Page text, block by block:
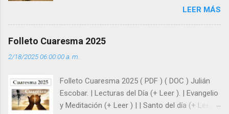
enseña Jesucristo? Que, si seguimos sus
huellas, sin ser superhombres, podemos
siempre está pendiente de nosotros. Amar es
y protegidos por nosotros. “ Señor, soy un
árbol sin frutos, pero tú me das la savia para
que al menos mis ramas y hojas den sombra
LEER MÁS
Folleto Cuaresma 2025
2/18/2025 06:00:00 a. m.
Folleto Cuaresma 2025 ( PDF ) ( DOC ) Julián
Escobar. | Lecturas del Día (+ Leer ). | Evangelio
y Meditación (+ Leer ) | | Santo del día (+ Leer )